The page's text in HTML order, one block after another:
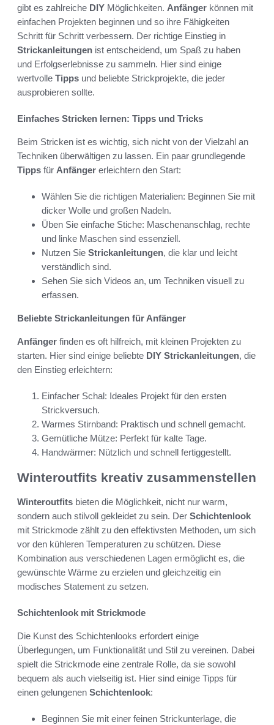
gibt es zahlreiche DIY Möglichkeiten. Anfänger können mit
einfachen Projekten beginnen und so ihre Fähigkeiten
Schritt für Schritt verbessern. Der richtige Einstieg in
Strickanleitungen ist entscheidend, um Spaß zu haben
und Erfolgserlebnisse zu sammeln. Hier sind einige
wertvolle Tipps und beliebte Strickprojekte, die jeder
ausprobieren sollte.
Einfaches Stricken lernen: Tipps und Tricks
Beim Stricken ist es wichtig, sich nicht von der Vielzahl an
Techniken überwältigen zu lassen. Ein paar grundlegende
Tipps für Anfänger erleichtern den Start:
Wählen Sie die richtigen Materialien: Beginnen Sie mit
dicker Wolle und großen Nadeln.
Üben Sie einfache Stiche: Maschenanschlag, rechte
und linke Maschen sind essenziell.
Nutzen Sie Strickanleitungen, die klar und leicht
verständlich sind.
Sehen Sie sich Videos an, um Techniken visuell zu
erfassen.
Beliebte Strickanleitungen für Anfänger
Anfänger finden es oft hilfreich, mit kleinen Projekten zu
starten. Hier sind einige beliebte DIY Strickanleitungen, die
den Einstieg erleichtern:
Einfacher Schal: Ideales Projekt für den ersten
Strickversuch.
Warmes Stirnband: Praktisch und schnell gemacht.
Gemütliche Mütze: Perfekt für kalte Tage.
Handwärmer: Nützlich und schnell fertiggestellt.
Winteroutfits kreativ zusammenstellen
Winteroutfits bieten die Möglichkeit, nicht nur warm,
sondern auch stilvoll gekleidet zu sein. Der Schichtenlook
mit Strickmode zählt zu den effektivsten Methoden, um sich
vor den kühleren Temperaturen zu schützen. Diese
Kombination aus verschiedenen Lagen ermöglicht es, die
gewünschte Wärme zu erzielen und gleichzeitig ein
modisches Statement zu setzen.
Schichtenlook mit Strickmode
Die Kunst des Schichtenlooks erfordert einige
Überlegungen, um Funktionalität und Stil zu vereinen. Dabei
spielt die Strickmode eine zentrale Rolle, da sie sowohl
bequem als auch vielseitig ist. Hier sind einige Tipps für
einen gelungenen Schichtenlook:
Beginnen Sie mit einer feinen Strickunterlage, die